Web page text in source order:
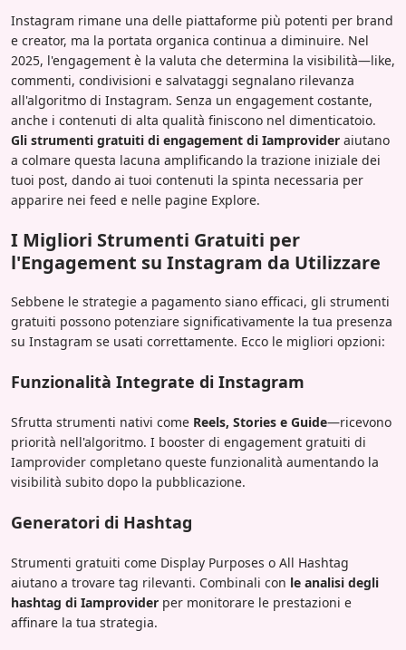
Instagram rimane una delle piattaforme più potenti per brand
e creator, ma la portata organica continua a diminuire. Nel
2025, l'engagement è la valuta che determina la visibilità—like,
commenti, condivisioni e salvataggi segnalano rilevanza
all'algoritmo di Instagram. Senza un engagement costante,
anche i contenuti di alta qualità finiscono nel dimenticatoio.
Gli strumenti gratuiti di engagement di Iamprovider aiutano
a colmare questa lacuna amplificando la trazione iniziale dei
tuoi post, dando ai tuoi contenuti la spinta necessaria per
apparire nei feed e nelle pagine Explore.
I Migliori Strumenti Gratuiti per
l'Engagement su Instagram da Utilizzare
Sebbene le strategie a pagamento siano efficaci, gli strumenti
gratuiti possono potenziare significativamente la tua presenza
su Instagram se usati correttamente. Ecco le migliori opzioni:
Funzionalità Integrate di Instagram
Sfrutta strumenti nativi come Reels, Stories e Guide—ricevono
priorità nell'algoritmo. I booster di engagement gratuiti di
Iamprovider completano queste funzionalità aumentando la
visibilità subito dopo la pubblicazione.
Generatori di Hashtag
Strumenti gratuiti come Display Purposes o All Hashtag
aiutano a trovare tag rilevanti. Combinali con le analisi degli
hashtag di Iamprovider per monitorare le prestazioni e
affinare la tua strategia.